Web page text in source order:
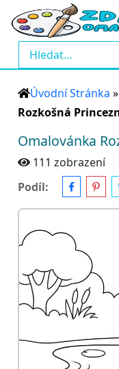
Úvodní Stránka »
Rozkošná
Omalovánka
111 zobrazení
Podíl: